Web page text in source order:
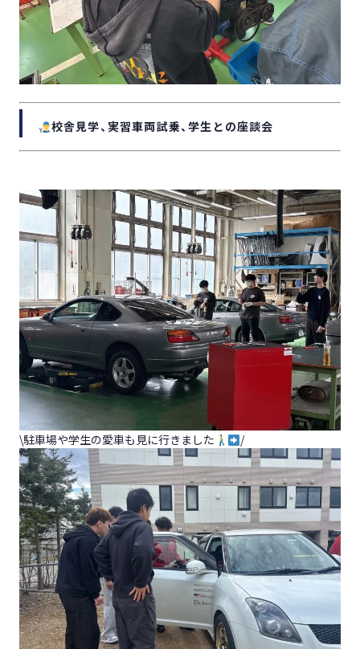
校舎見学、実習車両試乗、学生との座談会
\駐車場や学生の愛車も見に行きました /